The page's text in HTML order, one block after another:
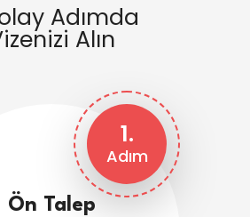
Adımda
Alın
1.
Adım
Ön Talep